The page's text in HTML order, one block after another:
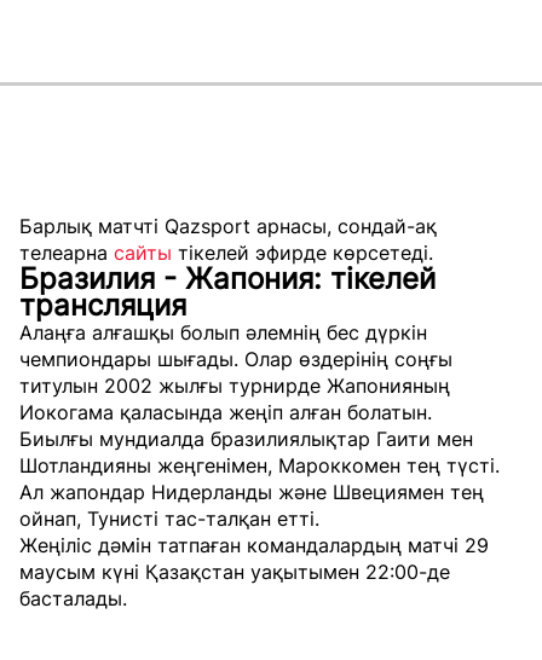
Барлық матчті Qazsport арнасы, сондай-ақ
телеарна сайты тікелей эфирде көрсетеді.
Бразилия - Жапония: тікелей
трансляция
Алаңға алғашқы болып әлемнің бес дүркін
чемпиондары шығады. Олар өздерінің соңғы
титулын 2002 жылғы турнирде Жапонияның
Иокогама қаласында жеңіп алған болатын.
Биылғы мундиалда бразилиялықтар Гаити мен
Шотландияны жеңгенімен, Мароккомен тең түсті.
Ал жапондар Нидерланды және Швециямен тең
ойнап, Тунисті тас-талқан етті.
Жеңіліс дәмін татпаған командалардың матчі 29
маусым күні Қазақстан уақытымен 22:00-де
басталады.